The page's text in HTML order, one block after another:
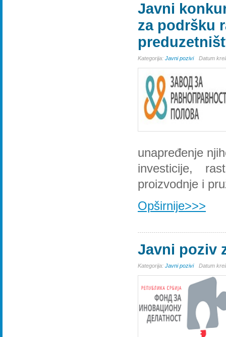
Javni
za podršku
Kategorija: Javni pozivi Datum
unapređenje
investicije,
proizvodnje i
Opširnije>>>
Javni poziv
Kategorija: Javni pozivi Datum